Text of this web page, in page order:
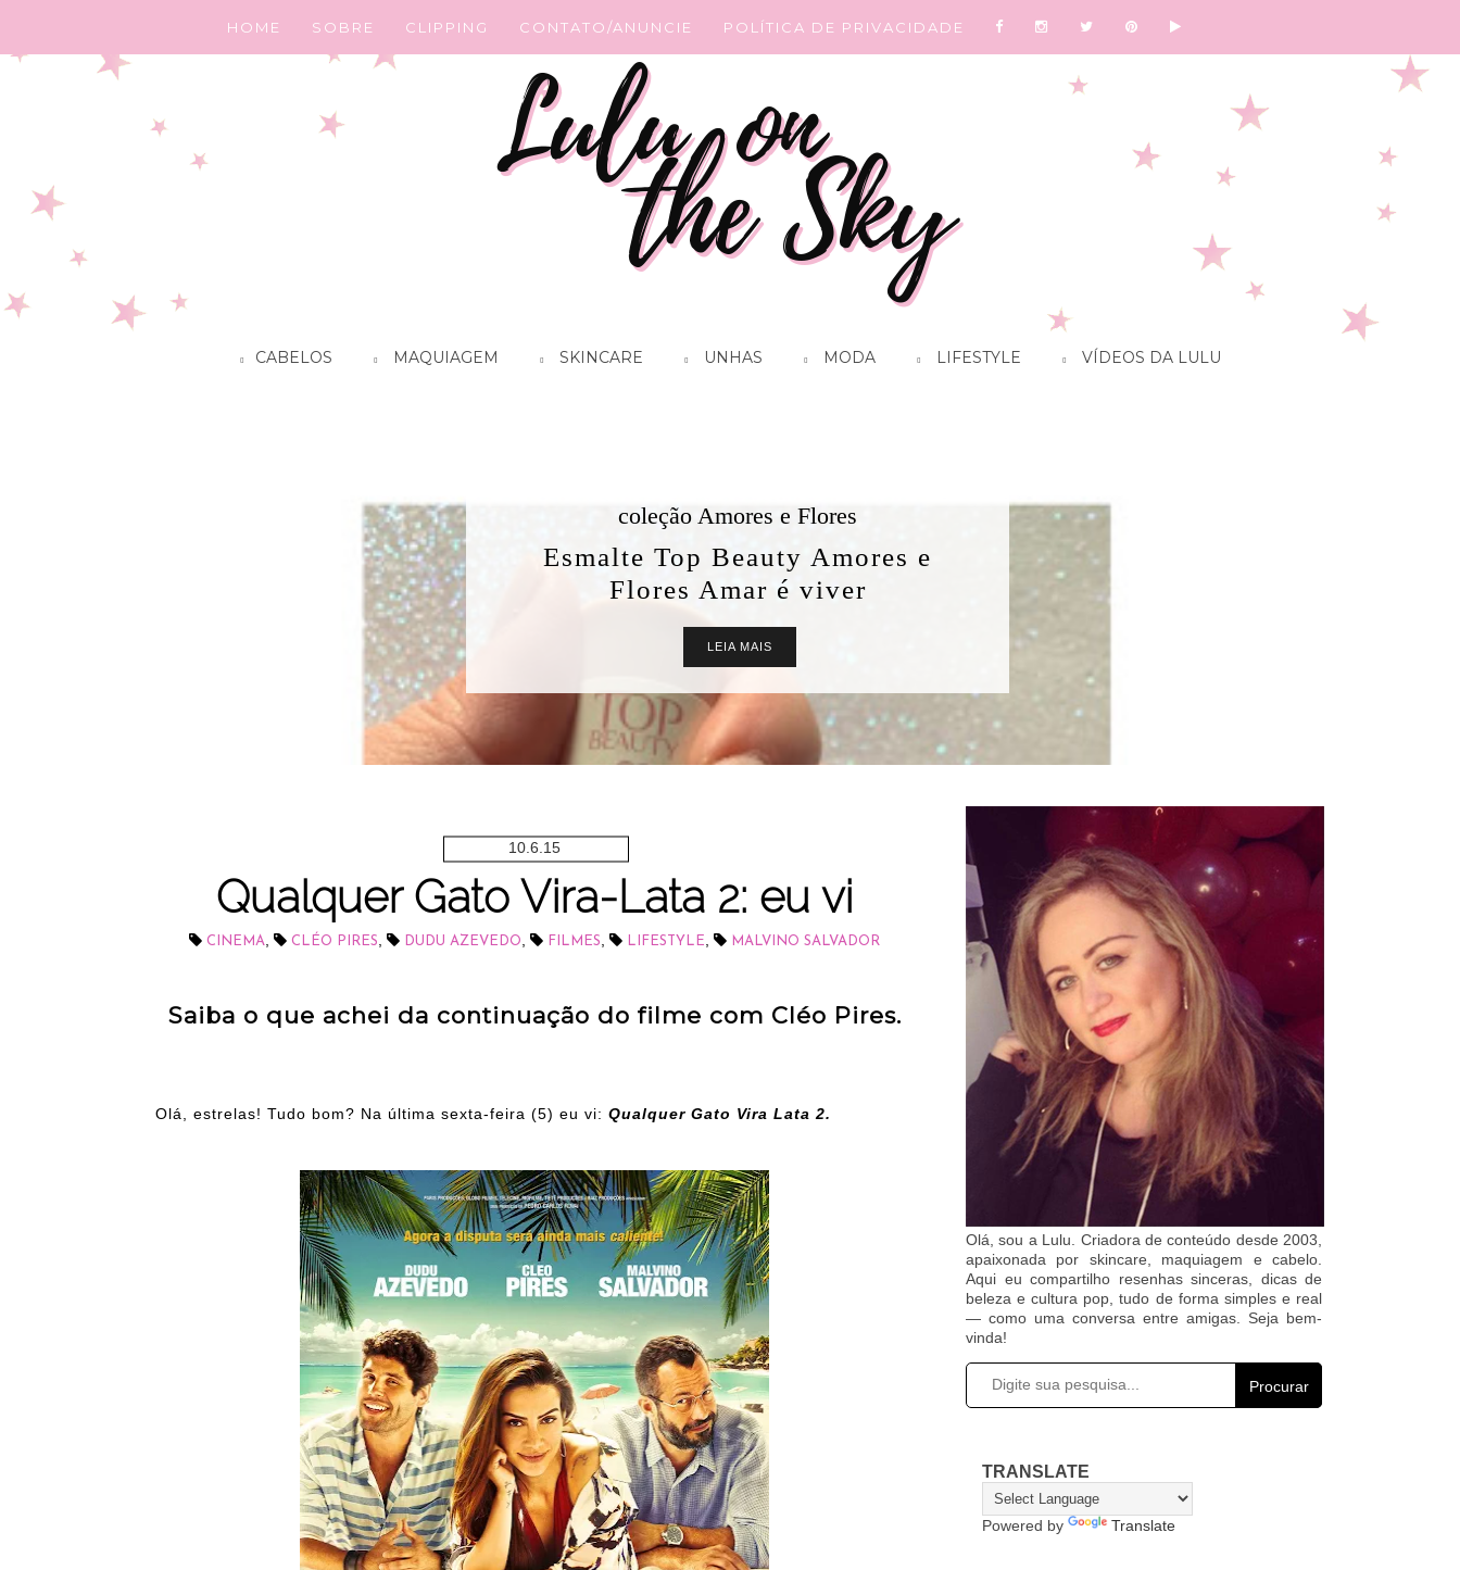
HOME SOBRE CLIPPING CONTATO/ANUNCIE POLÍTICA DE PRIVACIDADE
CABELOS MAQUIAGEM SKINCARE UNHAS MODA LIFESTYLE VÍDEOS DA LULU
coleção Amores e Flores
Esmalte Top Beauty Amores e
Flores Amar é viver
LEIA MAIS
10.6.15
Qualquer Gato Vira-Lata 2: eu vi
CINEMA CLÉO PIRES DUDU AZEVEDO FILMES LIFESTYLE MALVINO SALVADOR
Saiba o que achei da continuação do filme com Cléo Pires.
Olá, estrelas! Tudo bom? Na última sexta-feira (5) eu vi: Qualquer Gato Vira Lata 2.
Olá, sou a Lulu. Criadora de conteúdo desde 2003,
apaixonada por skincare, maquiagem e cabelo.
Aqui eu compartilho resenhas sinceras, dicas de
beleza e cultura pop, tudo de forma simples e real
— como uma conversa entre amigas. Seja bem-
vinda!
Procurar
TRANSLATE
Powered by Translate